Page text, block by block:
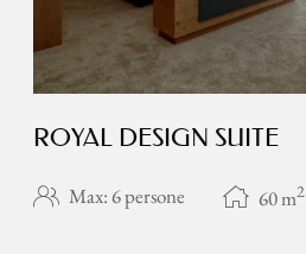
ROYAL DESIGN SUITE
Max: 6 persone 60m2